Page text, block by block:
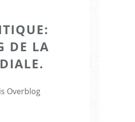
DE LA
Overblog